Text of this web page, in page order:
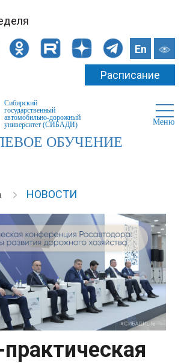
En
Расписание
Сибирский
государственный
автомобильно-дорожный
университет (СИБАДИ)
Меню
ОБУЧЕНИЕ
НОВОСТИ